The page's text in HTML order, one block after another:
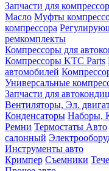
Запчасти для
Масло Муфты
компрессора
ремкомплекты
Компрессоры для
Компрессоры KTC Parts
автомобилей
Универсальные
Запчасти для
Вентиляторы, Эл.
Конденсаторы Наборы,
Ремни Термостаты Авто
салонный
Инструменты авто
Кримпер Съемники